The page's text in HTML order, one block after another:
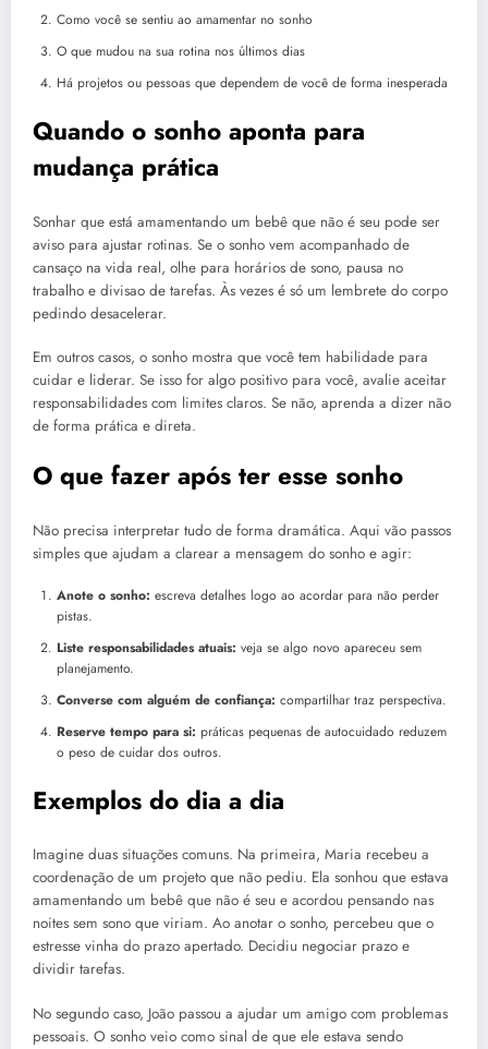
Como você se sentiu ao amamentar no sonho
O que mudou na sua rotina nos últimos dias
Há projetos ou pessoas que dependem de você de forma inesperada
Quando o sonho aponta para
mudança prática
Sonhar que está amamentando um bebê que não é seu pode ser
aviso para ajustar rotinas. Se o sonho vem acompanhado de
cansaço na vida real, olhe para horários de sono, pausa no
trabalho e divisao de tarefas. Às vezes é só um lembrete do corpo
pedindo desacelerar.
Em outros casos, o sonho mostra que você tem habilidade para
cuidar e liderar. Se isso for algo positivo para você, avalie aceitar
responsabilidades com limites claros. Se não, aprenda a dizer não
de forma prática e direta.
O que fazer após ter esse sonho
Não precisa interpretar tudo de forma dramática. Aqui vão passos
simples que ajudam a clarear a mensagem do sonho e agir:
Anote o sonho: escreva detalhes logo ao acordar para não perder
pistas.
Liste responsabilidades atuais: veja se algo novo apareceu sem
planejamento.
Converse com alguém de confiança: compartilhar traz perspectiva.
Reserve tempo para si: práticas pequenas de autocuidado reduzem
o peso de cuidar dos outros.
Exemplos do dia a dia
Imagine duas situações comuns. Na primeira, Maria recebeu a
coordenação de um projeto que não pediu. Ela sonhou que estava
amamentando um bebê que não é seu e acordou pensando nas
noites sem sono que viriam. Ao anotar o sonho, percebeu que o
estresse vinha do prazo apertado. Decidiu negociar prazo e
dividir tarefas.
No segundo caso, João passou a ajudar um amigo com problemas
pessoais. O sonho veio como sinal de que ele estava sendo